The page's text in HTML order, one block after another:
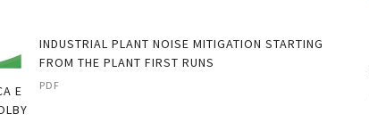
E
INDUSTRIAL PLANT NOISE MITIGATION STARTING
FROM THE PLANT FIRST RUNS
PDF